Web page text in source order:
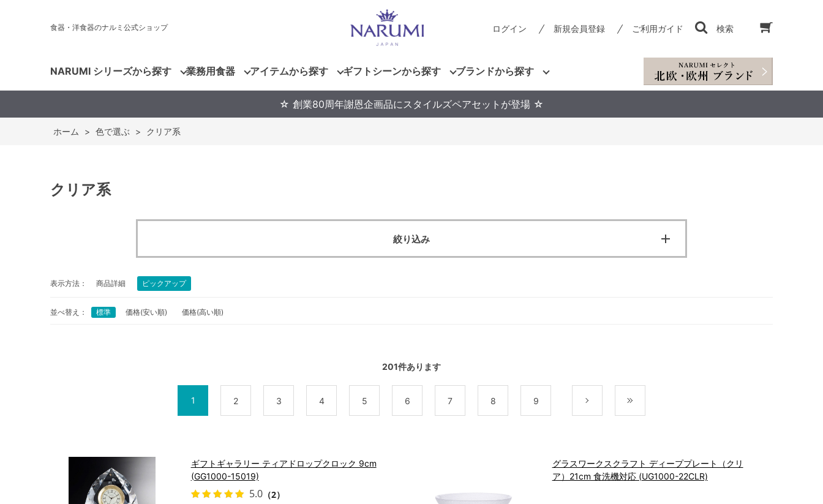
食器・洋食器のナルミ公式ショップ ログイン 新規会員登録 ご利用ガイド 検索
NARUMI シリーズから探す 業務用食器 アイテムから探す ギフトシーンから探す ブランドから探す
☆ 創業80周年謝恩企画品にスタイルズペアセットが登場 ☆
ホーム > 色で選ぶ > クリア系
クリア系
絞り込み
表示方法： 商品詳細 ピックアップ
並べ替え： 標準 価格(安い順) 価格(高い順)
201件あります
1 2 3 4 5 6 7 8 9
ギフトギャラリー ティアドロップクロック 9cm
(GG1000-15019)
5.0（2）
グラスワークスクラフト ディーププレート（クリ
ア）21cm 食洗機対応 (UG1000-22CLR)